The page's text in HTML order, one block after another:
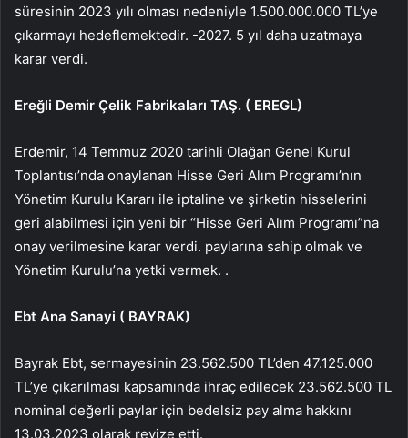
süresinin 2023 yılı olması nedeniyle 1.500.000.000 TL’ye
çıkarmayı hedeflemektedir. -2027. 5 yıl daha uzatmaya
karar verdi.
Ereğli Demir Çelik Fabrikaları TAŞ. ( EREGL)
Erdemir, 14 Temmuz 2020 tarihli Olağan Genel Kurul
Toplantısı’nda onaylanan Hisse Geri Alım Programı’nın
Yönetim Kurulu Kararı ile iptaline ve şirketin hisselerini
geri alabilmesi için yeni bir “Hisse Geri Alım Programı”na
onay verilmesine karar verdi. paylarına sahip olmak ve
Yönetim Kurulu’na yetki vermek. .
Ebt Ana Sanayi ( BAYRAK)
Bayrak Ebt, sermayesinin 23.562.500 TL’den 47.125.000
TL’ye çıkarılması kapsamında ihraç edilecek 23.562.500 TL
nominal değerli paylar için bedelsiz pay alma hakkını
13.03.2023 olarak revize etti.